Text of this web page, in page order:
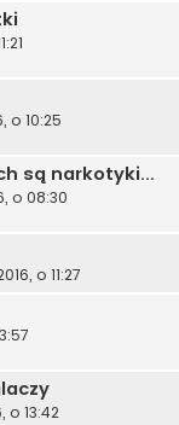
o 10:25
są narkotyki...
o 08:30
o 11:27
o 13:42